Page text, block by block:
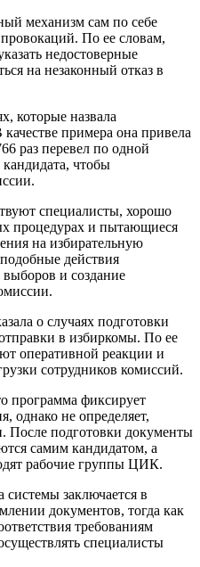
механизм сам по себе
По ее словам,
недостоверные
на незаконный отказ в
которые назвала
примера она привела
раз перевел по одной
чтобы
специалисты, хорошо
процедурах и пытающиеся
на избирательную
действия
и создание
о случаях подготовки
в избиркомы. По ее
оперативной реакции и
сотрудников комиссий.
программа фиксирует
однако не определяет,
После подготовки документы
самим кандидатом, а
рабочие группы ЦИК.
заключается в
документов, тогда как
требованиям
специалисты